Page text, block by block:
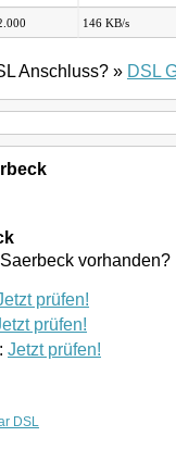
146 KB/s
Anschluss? » DSL
vorhanden?
prüfen!
prüfen!
Jetzt prüfen!
DSL